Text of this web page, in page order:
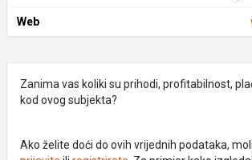
Web
Zanima vas koliki su prihodi, profitabilnost,
kod ovog subjekta?
Ako želite doći do ovih vrijednih podataka,